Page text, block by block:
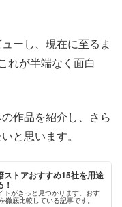
ーし、現在に至るま
れが半端なく面白
作品を紹介し、さら
と思います。
ストアおすすめ15社を用途
トがきっと見つかります。おす
底比較している記事です。